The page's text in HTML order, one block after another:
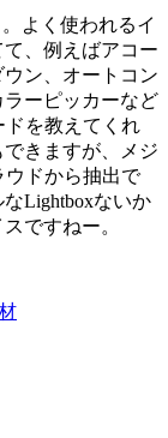
よく使われるイ
、例えばアコー
ン、オートコン
ーピッカーなど
を教えてくれ
きますが、メジ
ウドから抽出で
Lightboxないか
ですねー。